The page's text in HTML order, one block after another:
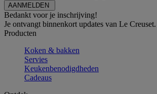
Bedankt voor je inschrijving!
Je ontvangt binnenkort updates van Le Creuset.
Producten
Koken & bakken
Servies
Keukenbenodigdheden
Cadeaus